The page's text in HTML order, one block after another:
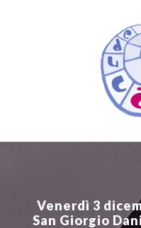
Venerdì 3
San Giorgio